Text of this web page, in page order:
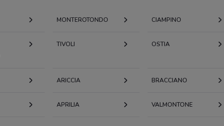
MONTEROTONDO CIAMPINO
TIVOLI OSTIA
ARICCIA BRACCIANO
APRILIA VALMONTONE